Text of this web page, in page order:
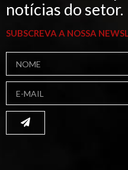
notícias do setor.
SUBSCREVA A NOSSA